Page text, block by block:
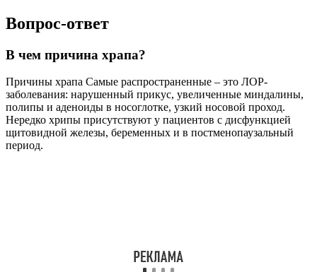
Вопрос-ответ
В чем причина храпа?
Причины храпа Самые распространенные – это ЛОР-
заболевания: нарушенный прикус, увеличенные миндалины,
полипы и аденоиды в носоглотке, узкий носовой проход.
Нередко хрипы присутствуют у пациентов с дисфункцией
щитовидной железы, беременных и в постменопаузальный
период.